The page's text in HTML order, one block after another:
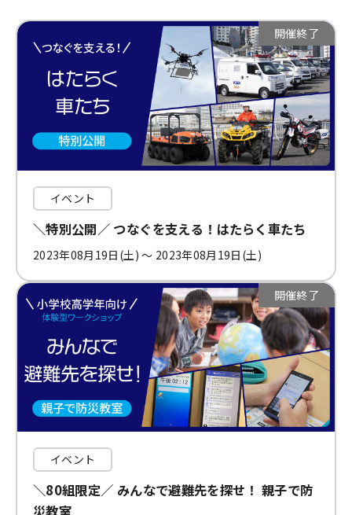
開催終了
イベント
＼特別公開／ つなぐを支える！はたらく車たち
2023年08月19日(土) 〜 2023年08月19日(土)
開催終了
イベント
＼80組限定／ みんなで避難先を探せ！ 親子で防
災教室